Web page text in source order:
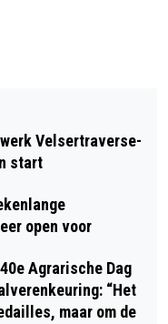
OERNATUUR
IN DUINEN
Velsertraverse-
start
open voor
Agrarische Dag
“Het
maar om de